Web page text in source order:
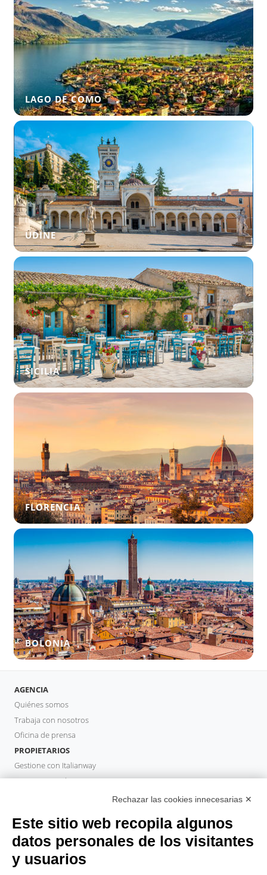
LAGO DE COMO
UDINE
SICILIA
FLORENCIA
BOLONIA
AGENCIA
Quiénes somos
Trabaja con nosotros
Oficina de prensa
PROPIETARIOS
Gestione con Italianway
Invierta con Italianway
Hazte socio
Italianway Academy
HUÉSPEDES
Rechazar las cookies innecesarias ✕
Este sitio web recopila algunos
datos personales de los visitantes
y usuarios